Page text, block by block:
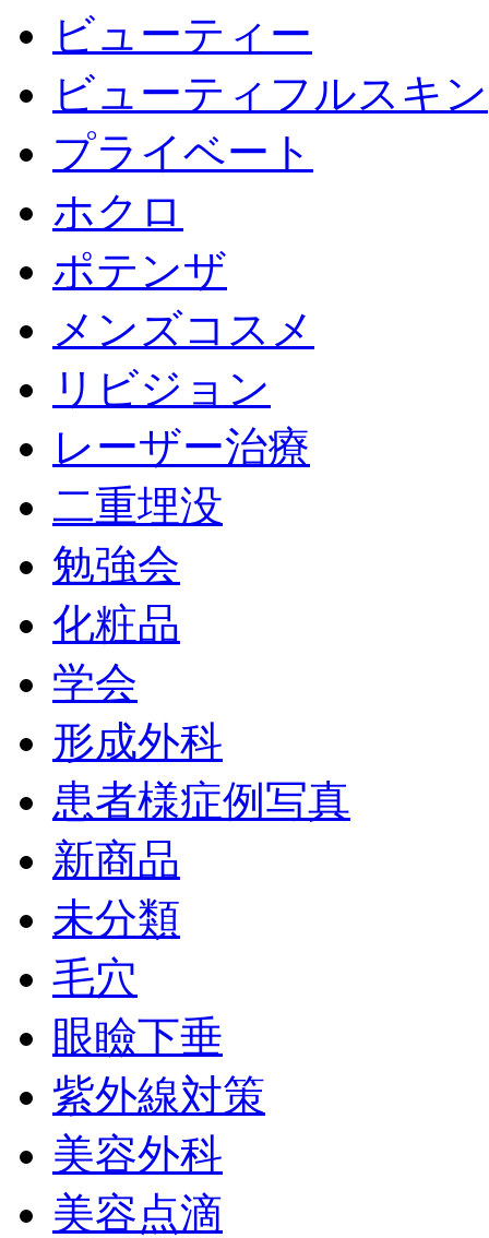
ビューティー
ビューティフルスキン
プライベート
ホクロ
ポテンザ
メンズコスメ
リビジョン
レーザー治療
二重埋没
勉強会
化粧品
学会
形成外科
患者様症例写真
新商品
未分類
毛穴
眼瞼下垂
紫外線対策
美容外科
美容点滴